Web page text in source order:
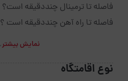
فاصله تا ترمینال چنددقیقه است؟ 2 دقیقه
فاصله تا راه آهن چنددقیقه است ؟ 5 دقیقه
نمایش بیشتر
نوع اقامتگاه